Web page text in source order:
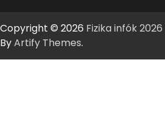
Copyright © 2026 Fizika infók 2026
ByArtify Themes.